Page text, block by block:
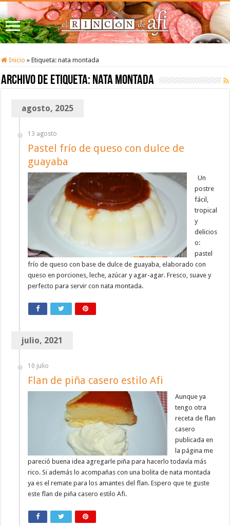
Inicio » Etiqueta:nata montada
Archivo de etiqueta: nata montada
agosto, 2025
13 agosto
Pastel frío de queso con dulce de
guayaba
Un
postre
fácil,
tropical
y
delicios
o:
pastel
frío de queso con base de dulce de guayaba, elaborado con
queso en porciones, leche, azúcar y agar-agar. Fresco, suave y
perfecto para servir con nata montada.
julio, 2021
10 julio
Flan de piña casero estilo Afi
Aunque ya
tengo otra
receta de flan
casero
publicada en
la página me
pareció buena idea agregarle piña para hacerlo todavía más
rico. Si además lo acompañas con una bolita de nata montada
ya es el remate para los amantes del flan. Espero que te guste
este flan de piña casero estilo Afi.